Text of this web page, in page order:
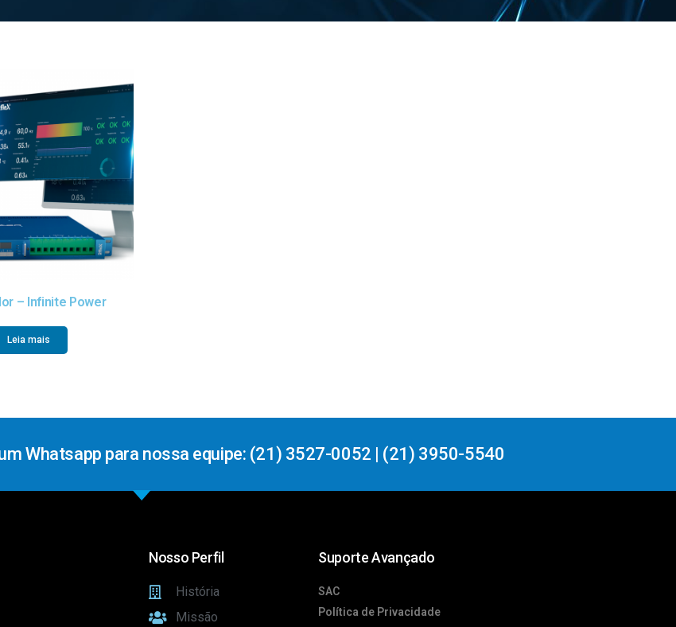
– Infinite Power
Leia mais
Whatsapp para nossa equipe: (21) 3527-0052 | (21) 3950-5540
Nosso Perfil
História
Missão
Suporte Avançado
SAC
Política de Privacidade